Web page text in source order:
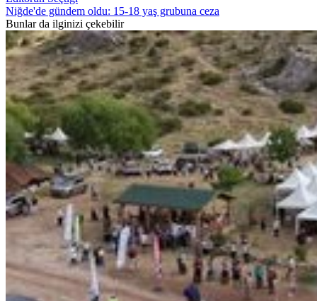
Niğde'de gündem oldu: 15-18 yaş grubuna ceza
Bunlar da ilginizi çekebilir